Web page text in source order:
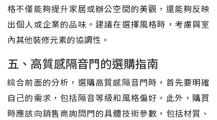
格不僅能夠提升家居或辦公空間的美觀，還能夠反映
出個人或企業的品味。建議在選擇風格時，考慮與室
內其他裝修元素的協調性。
五、高質感隔音門的選購指南
綜合前面的分析，選購高質感隔音門時，首先要明確
自己的需求，包括隔音等級和風格偏好。此外，購買
時應該向銷售商詢問門的具體技術參數，包括材質、